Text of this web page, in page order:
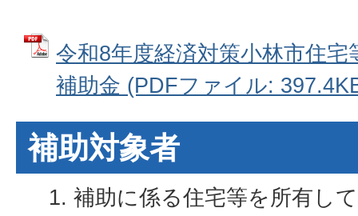
令和8年度経済対策小林市住
補助金 (PDFファイル:
補助対象者
補助に係る住宅等を所有し